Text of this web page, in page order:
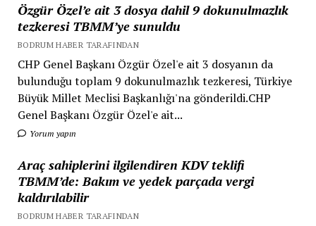
Özgür Özel’e ait 3 dosya dahil 9 dokunulmazlık
tezkeresi TBMM’ye sunuldu
BODRUM HABER TARAFINDAN
CHP Genel Başkanı Özgür Özel'e ait 3 dosyanın da
bulunduğu toplam 9 dokunulmazlık tezkeresi, Türkiye
Büyük Millet Meclisi Başkanlığı'na gönderildi.CHP
Genel Başkanı Özgür Özel'e ait...
Yorum yapın
Araç sahiplerini ilgilendiren KDV teklifi
TBMM’de: Bakım ve yedek parçada vergi
kaldırılabilir
BODRUM HABER TARAFINDAN